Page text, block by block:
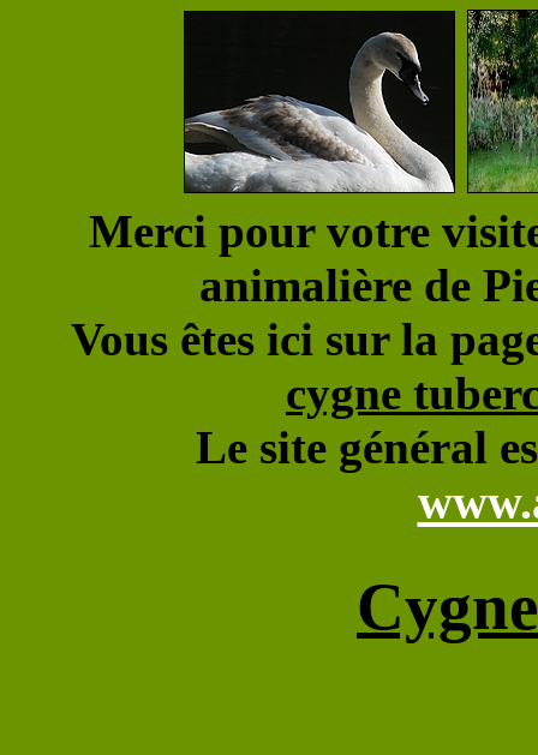
Merci pour votre
animalière de
Vous êtes ici sur la
cygne
Le site général